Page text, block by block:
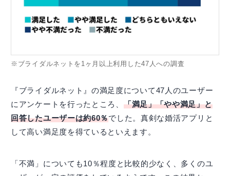
※ブライダルネットを1ヶ月以上利用した47人への調査
『ブライダルネット』の満足度について47人のユーザー
にアンケートを行ったところ、 「満足」「やや満足」と
回答したユーザーは約60％でした。真剣な婚活アプリと
して高い満足度を得ているといえます。
「不満」についても10％程度と比較的少なく、多くのユ